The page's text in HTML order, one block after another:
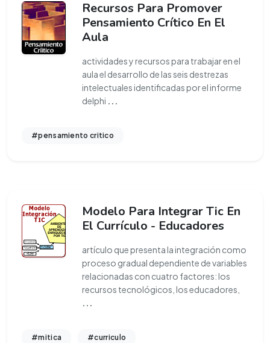
Recursos Para Promover
Pensamiento Crítico En El
Aula
actividades y recursos para trabajar en el
aula el desarrollo de las seis destrezas
intelectuales identificadas por el informe
delphi ...
#pensamiento critico
Modelo Para Integrar Tic En
El Currículo - Educadores
artículo que presenta la integración como
proceso gradual dependiente de variables
relacionadas con cuatro factores: los
recursos tecnológicos, los educadores,
...
#mitica #curriculo